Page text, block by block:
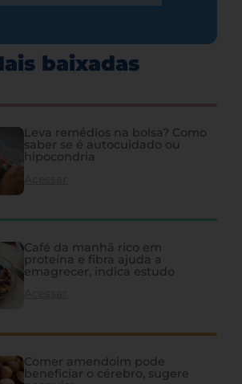
baixadas
Leva remédios na bolsa? Como
saber se é autocuidado ou
hipocondria
Café da manhã rico em
proteína e fibra ajuda a
emagrecer, indica estudo
Comer amendoim pode
beneficiar o cérebro, sugere